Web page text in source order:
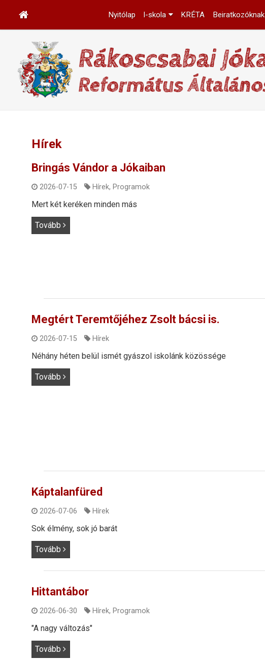
Nyitólap I-skola KRÉTA Beiratkozóknak
Hírek
Bringás Vándor a Jókaiban
2026-07-15 Hírek, Programok
Mert két keréken minden más
Tovább
Megtért Teremtőjéhez Zsolt bácsi is.
2026-07-15 Hírek
Néhány héten belül ismét gyászol iskolánk közössége
Tovább
Káptalanfüred
2026-07-06 Hírek
Sok élmény, sok jó barát
Tovább
Hittantábor
2026-06-30 Hírek, Programok
"A nagy változás"
Tovább